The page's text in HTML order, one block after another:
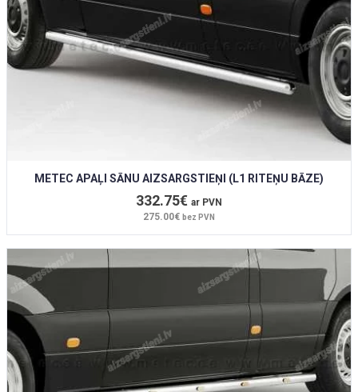
METEC APAĻI SĀNU AIZSARGSTIEŅI (L1 RITEŅU BĀZE)
332.75€ ar PVN
275.00€ bez PVN